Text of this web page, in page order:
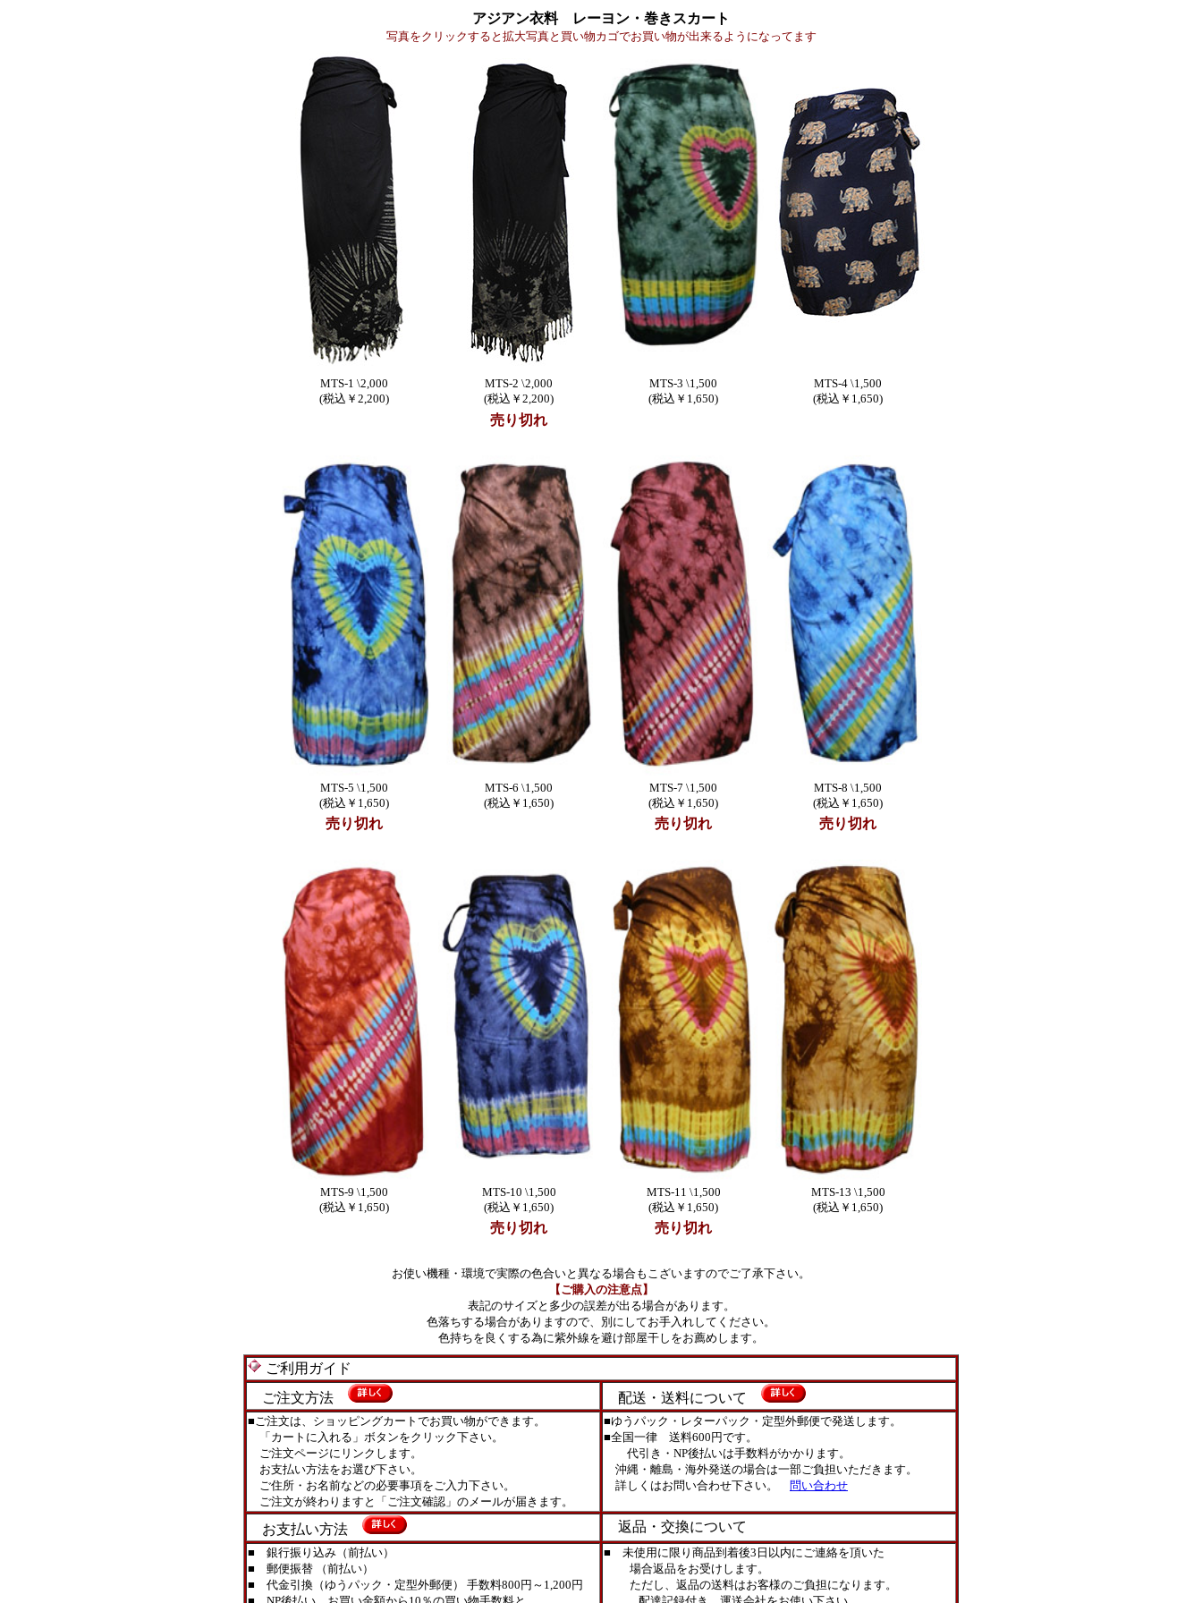
アジアン衣料 レーヨン・巻きスカート
写真をクリックすると拡大写真と買い物カゴでお買い物が出来るようになってます
MTS-1 \2,000
(税込￥2,200)
MTS-2 \2,000
(税込￥2,200)
MTS-3 \1,500
(税込￥1,650)
MTS-4 \1,500
(税込￥1,650)
売り切れ
MTS-5 \1,500
(税込￥1,650)
MTS-6 \1,500
(税込￥1,650)
MTS-7 \1,500
(税込￥1,650)
MTS-8 \1,500
(税込￥1,650)
売り切れ 売り切れ 売り切れ
MTS-9 \1,500
(税込￥1,650)
MTS-10 \1,500
(税込￥1,650)
MTS-11 \1,500
(税込￥1,650)
MTS-13 \1,500
(税込￥1,650)
売り切れ 売り切れ
お使い機種・環境で実際の色合いと異なる場合もこざいますのでご了承下さい。
【ご購入の注意点】
表記のサイズと多少の誤差が出る場合があります。
色落ちする場合がありますので、別にしてお手入れしてください。
色持ちを良くする為に紫外線を避け部屋干しをお薦めします。
ご利用ガイド
ご注文方法
配送・送料について
■ご注文は、ショッピングカートでお買い物ができます。
「カートに入れる」ボタンをクリック下さい。
ご注文ページにリンクします。
お支払い方法をお選び下さい。
ご住所・お名前などの必要事項をご入力下さい。
ご注文が終わりますと「ご注文確認」のメールが届きます。
■ゆうパック・レターパック・定型外郵便で発送します。
■全国一律 送料600円です。
代引き・NP後払いは手数料がかかります。
沖縄・離島・海外発送の場合は一部ご負担いただきます。
詳しくはお問い合わせ下さい。 問い合わせ
お支払い方法 返品・交換について
■ 銀行振り込み（前払い）
■ 郵便振替 （前払い）
■ 代金引換（ゆうパック・定型外郵便） 手数料800円～1,200円
■ 未使用に限り商品到着後3日以内にご連絡を頂いた
場合返品をお受けします。
ただし、返品の送料はお客様のご負担になります。